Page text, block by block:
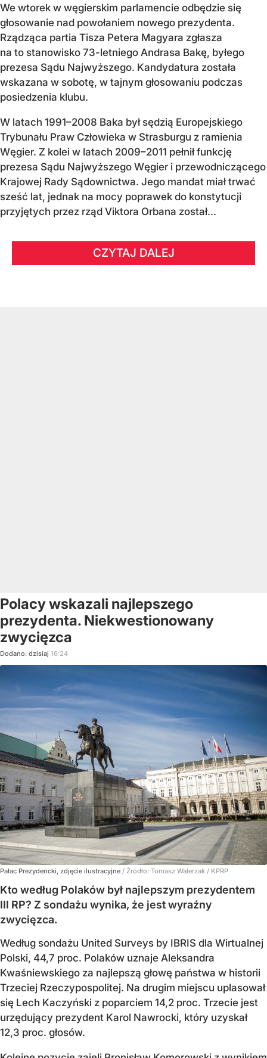
We wtorek w węgierskim parlamencie odbędzie się
głosowanie nad powołaniem nowego prezydenta.
Rządząca partia Tisza Petera Magyara zgłasza
na to stanowisko 73-letniego Andrasa Bakę, byłego
prezesa Sądu Najwyższego. Kandydatura została
wskazana w sobotę, w tajnym głosowaniu podczas
posiedzenia klubu.
W latach 1991–2008 Baka był sędzią Europejskiego
Trybunału Praw Człowieka w Strasburgu z ramienia
Węgier. Z kolei w latach 2009–2011 pełnił funkcję
prezesa Sądu Najwyższego Węgier i przewodniczącego
Krajowej Rady Sądownictwa. Jego mandat miał trwać
sześć lat, jednak na mocy poprawek do konstytucji
przyjętych przez rząd Viktora Orbana został...
CZYTAJ DALEJ
Polacy wskazali najlepszego
prezydenta. Niekwestionowany
zwycięzca
Dodano: dzisiaj 16:24
Pałac Prezydencki, zdjęcie ilustracyjne / Źródło: Tomasz Walerzak / KPRP
Kto według Polaków był najlepszym prezydentem
III RP? Z sondażu wynika, że jest wyraźny
zwycięzca.
Według sondażu United Surveys by IBRIS dla Wirtualnej
Polski, 44,7 proc. Polaków uznaje Aleksandra
Kwaśniewskiego za najlepszą głowę państwa w historii
Trzeciej Rzeczypospolitej. Na drugim miejscu uplasował
się Lech Kaczyński z poparciem 14,2 proc. Trzecie jest
urzędujący prezydent Karol Nawrocki, który uzyskał
12,3 proc. głosów.